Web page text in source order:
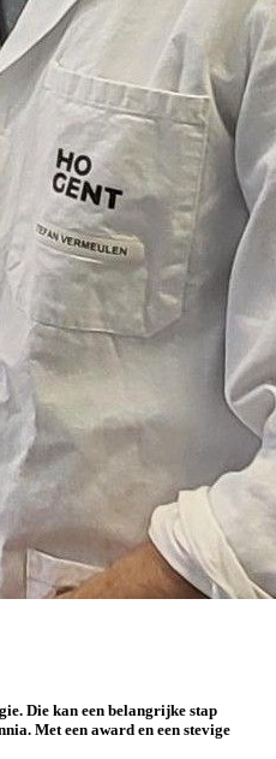
Die kan een belangrijke stap
Met een award en een stevige